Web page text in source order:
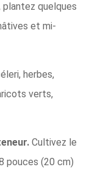
plantez quelques
et mi-
herbes,
verts,
Cultivez le
pouces (20 cm)